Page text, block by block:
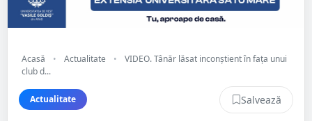
Acasă • Actualitate •
VIDEO. Tânăr lăsat inconștient în fața unui
club d...
Actualitate Salvează